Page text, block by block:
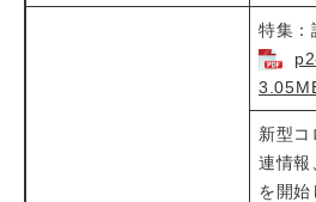
特集：
新型コ
連情報
を開始